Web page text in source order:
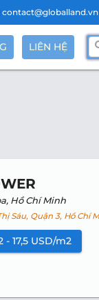
contact@globalland.vn
LIÊN HỆ
Hồ Chí Minh
Sáu, Quận 3, Hồ Chí
17,5 USD/m2